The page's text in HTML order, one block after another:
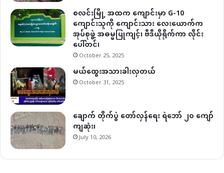
စလင်းမြို့ အထက ကျောင်းမှာ G-10
ကျောင်းသူကို ကျောင်းသား လေးယောက်က
အုပ်စုဖွဲ့ အဓမ္မပြုကျင့်၊ ဗီဒီယိုရိုက်ကာ လိုင်း
ပေါ်တင်၊
October 25, 2025
မယ်ထွေးအသားခါးလှတယ်
October 31, 2025
ချောက် တိုက်ပွဲ တော်လှန်ရေး ရဲဘော် ၂၀ ကျော်
ကျဆုံး၊
July 10, 2026